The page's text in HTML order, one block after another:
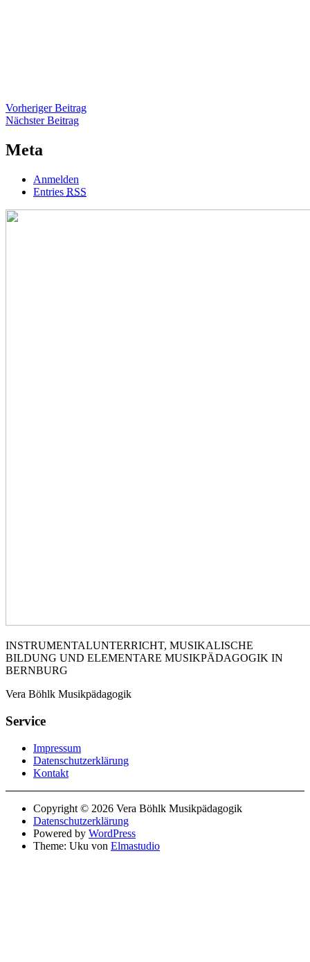
Beitragsnavigation
Vorheriger BeitragVorheriger
Nächster BeitragNächster
Meta
Anmelden
Entries RSS
INSTRUMENTALUNTERRICHT, MUSIKALISCHE
BILDUNG UND ELEMENTARE MUSIKPÄDAGOGIK IN
BERNBURG
Vera Böhlk Musikpädagogik
Service
Impressum
Datenschutzerklärung
Kontakt
Copyright © 2026 Vera Böhlk Musikpädagogik
Datenschutzerklärung
Powered by WordPress
Theme: Uku von Elmastudio